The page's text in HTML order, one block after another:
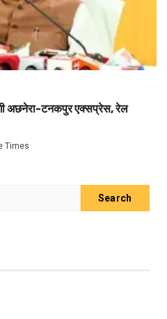
अछनेरा-टनकपुर एक्सप्रेस, रेल
Times